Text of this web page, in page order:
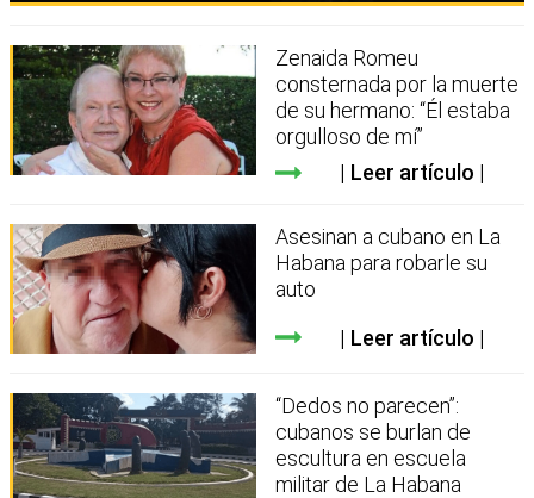
Zenaida Romeu
consternada por la muerte
de su hermano: “Él estaba
orgulloso de mí”
Leer artículo
Asesinan a cubano en La
Habana para robarle su
auto
Leer artículo
“Dedos no parecen”:
cubanos se burlan de
escultura en escuela
militar de La Habana